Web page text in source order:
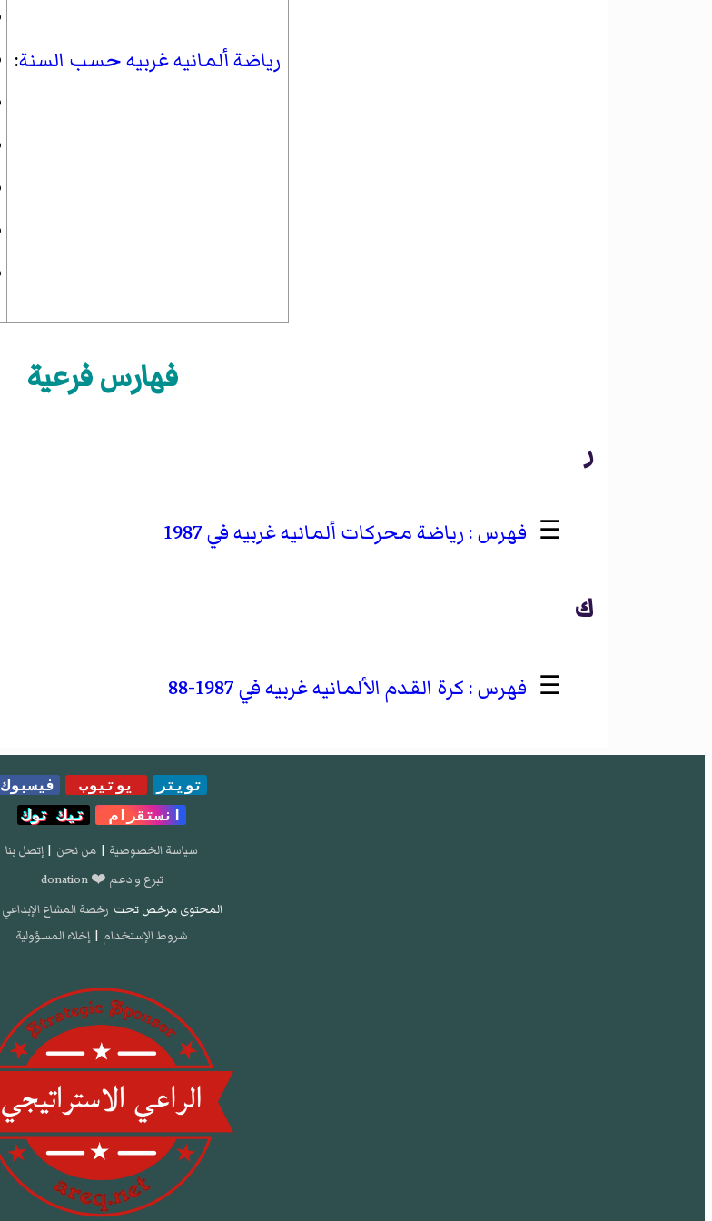
رياضة ألمانيه غربيه حسب السنة:
فهارس فرعية
ر
☰ رياضة محركات ألمانيه غربيه في 1987
ك
☰ كرة القدم الألمانيه غربيه في 1987-88
تويتر يوتيوب
فيسبوك
انستقرام
تيك توك
سياسة الخصوصية | من نحن | إتصل بنا
تبرع و دعم ❤️ donation
المحتوى مرخص تحت رخصة المشاع الإبداعي 3.0
شروط الإستخدام | إخلاء المسؤولية